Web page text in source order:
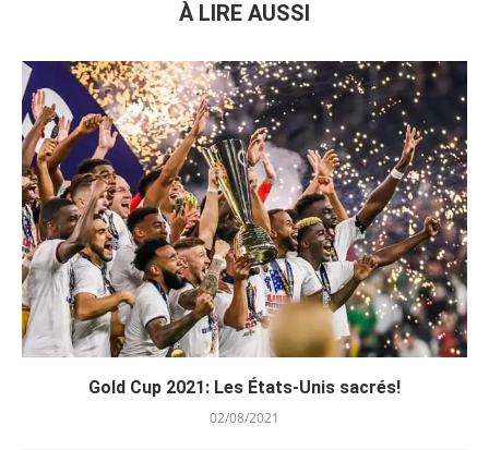
À LIRE AUSSI
Gold Cup 2021: Les États-Unis sacrés!
02/08/2021